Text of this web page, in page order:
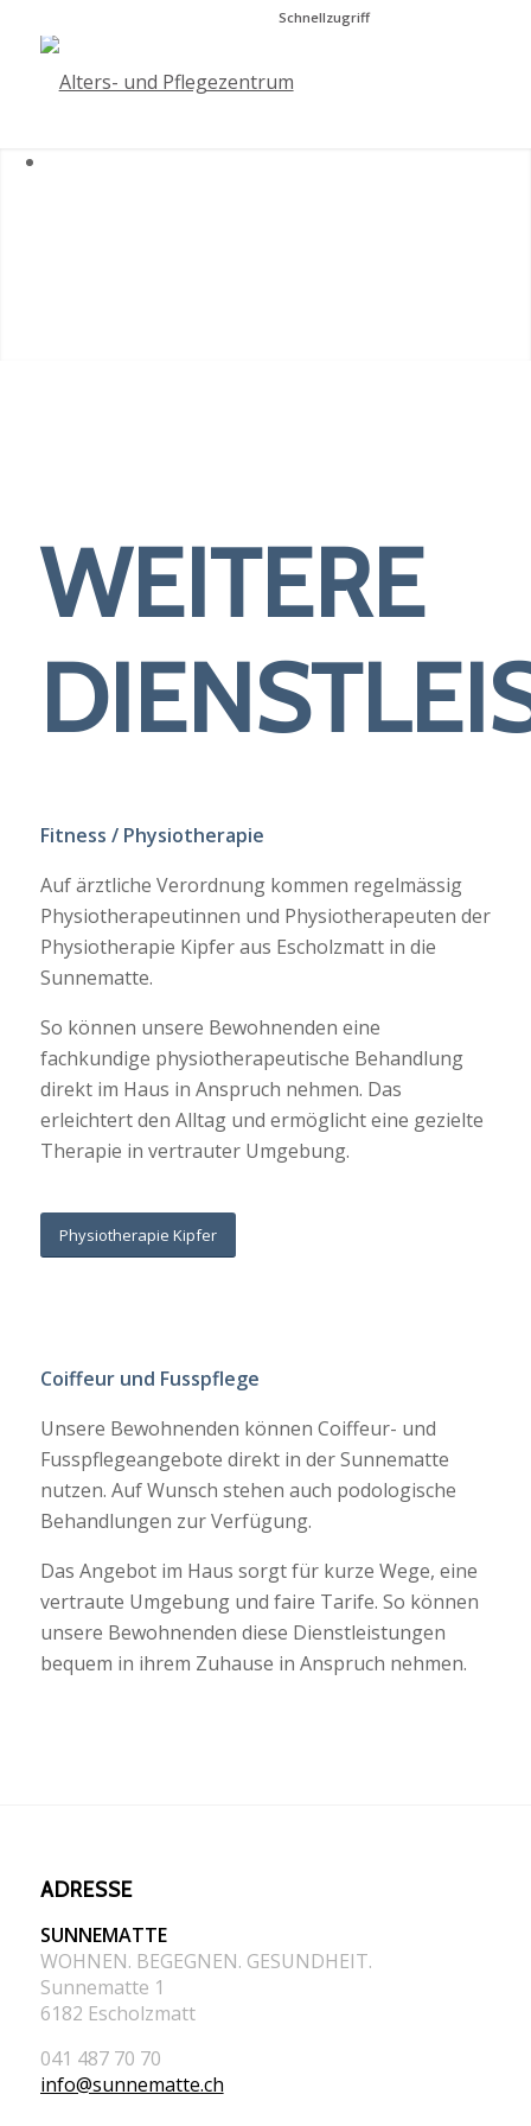
Schnellzugriff
WEITERE
Fitness / Physiotherapie
Auf ärztliche Verordnung kommen regelmässig
Physiotherapeutinnen und Physiotherapeuten der
Physiotherapie Kipfer aus Escholzmatt in die
Sunnematte.
So können unsere Bewohnenden eine
fachkundige physiotherapeutische Behandlung
direkt im Haus in Anspruch nehmen. Das
erleichtert den Alltag und ermöglicht eine gezielte
Therapie in vertrauter Umgebung.
Physiotherapie Kipfer
Coiffeur und Fusspflege
Unsere Bewohnenden können Coiffeur- und
Fusspflegeangebote direkt in der Sunnematte
nutzen. Auf Wunsch stehen auch podologische
Behandlungen zur Verfügung.
Das Angebot im Haus sorgt für kurze Wege, eine
vertraute Umgebung und faire Tarife. So können
unsere Bewohnenden diese Dienstleistungen
bequem in ihrem Zuhause in Anspruch nehmen.
ADRESSE
SUNNEMATTE
WOHNEN. BEGEGNEN. GESUNDHEIT.
Sunnematte 1
6182 Escholzmatt
041 487 70 70
info@sunnematte.ch